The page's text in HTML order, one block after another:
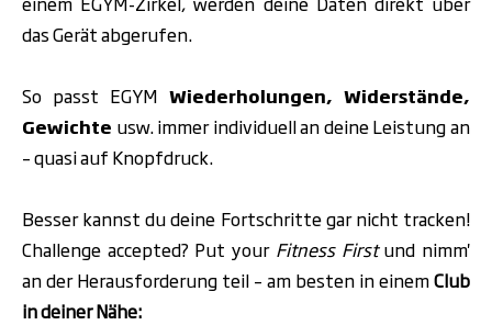
das Gerät abgerufen.
So passt EGYM Wiederholungen, Widerstände,
Gewichte usw. immer individuell an deine Leistung an
– quasi auf Knopfdruck.
Besser kannst du deine Fortschritte gar nicht tracken!
Challenge accepted? Put your Fitness Firstund nimm'
an der Herausforderung teil – am besten in einemClub
in deiner Nähe: